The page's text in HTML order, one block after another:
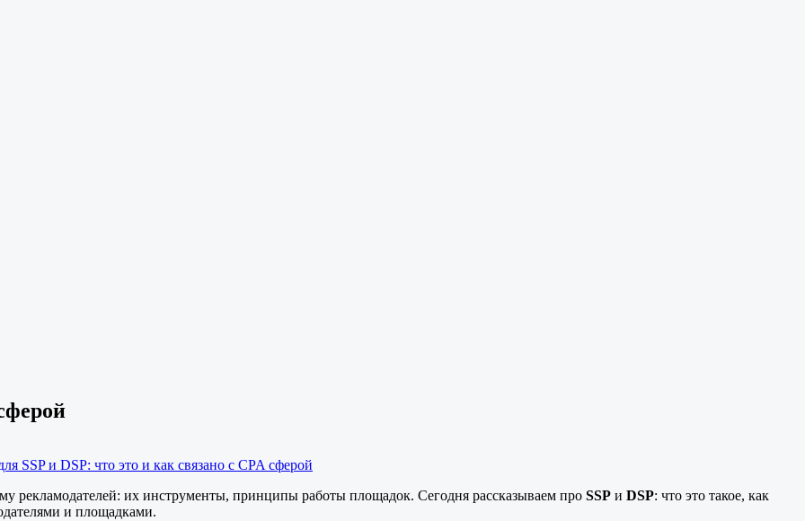
SSP и DSP: что это и как связано с CPA сферой
рекламодателей: их инструменты, принципы работы площадок. Сегодня рассказываем про SSP и DSP: что это такое, как
и площадками.